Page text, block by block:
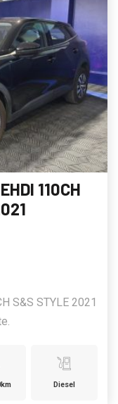
110CH
S&S STYLE 2021
Diesel